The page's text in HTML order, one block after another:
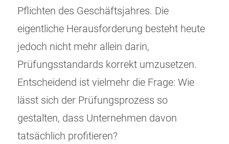
Pflichten des Geschäftsjahres. Die
eigentliche Herausforderung besteht heute
jedoch nicht mehr allein darin,
Prüfungsstandards korrekt umzusetzen.
Entscheidend ist vielmehr die Frage: Wie
lässt sich der Prüfungsprozess so
gestalten, dass Unternehmen davon
tatsächlich profitieren?